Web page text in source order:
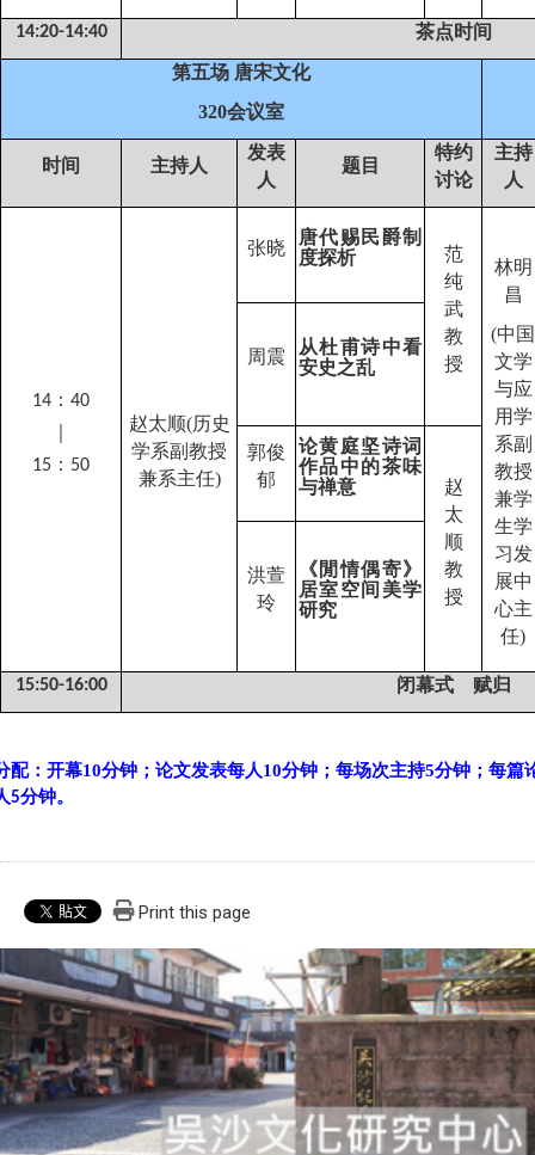
14:20-14:40
茶点时间
第五场 唐宋文化
320会议室
时间 主持人
发表
人
题目
特约
讨论
主持
人
14 ： 40
15 ： 50
赵太顺(历史
学系副教授
兼系主任)
张晓
唐代赐民爵制
度探析
范
纯
武
教
授
林明
昌
(中国
文学
与应
用学
系副
教授
兼学
生学
习发
展中
心主
任)
周震
从杜甫诗中看
安史之乱
郭俊
郁
论黄庭坚诗词
作品中的茶味
与禅意
赵
太
顺
教
授
洪萱
玲
《閒情偶寄》
居室空间美学
研究
15:50-16:00 闭幕式 赋归
配：开幕10分钟；论文发表每人10分钟；每场次主持5分钟；每篇
5分钟。
Print this page